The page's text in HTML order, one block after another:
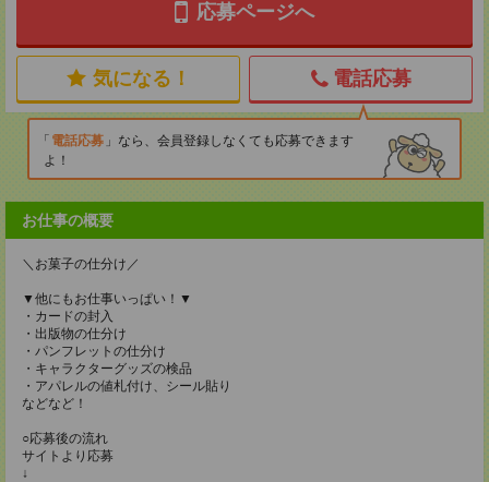
応募ページへ
気になる！ 電話応募
電話応募
なら、会員登録しなくても応募できます
よ！
お仕事の概要
＼お菓子の仕分け／
▼他にもお仕事いっぱい！▼
・カードの封入
・出版物の仕分け
・パンフレットの仕分け
・キャラクターグッズの検品
・アパレルの値札付け、シール貼り
などなど！
○応募後の流れ
サイトより応募
↓